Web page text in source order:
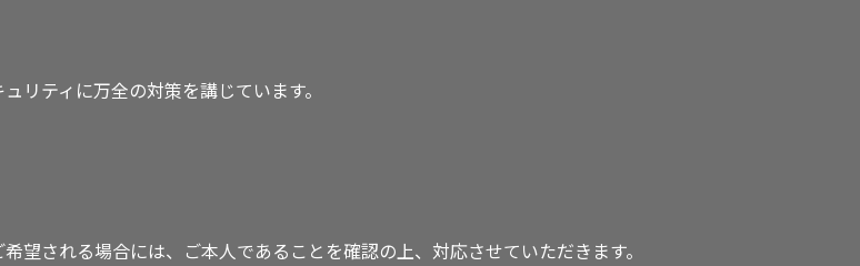
リティに万全の対策を講じています。
望される場合には、ご本人であることを確認の上、対応させていただきます。